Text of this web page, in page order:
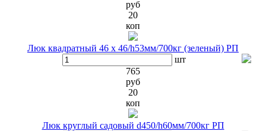
руб
20
коп
Люк квадратный 46 x 46/h53мм/700кг (зеленый) РП
шт
765
руб
20
коп
Люк круглый садовый d450/h60мм/700кг РП